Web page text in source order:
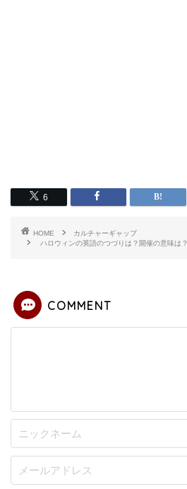
6
HOME
カルチャーギャップ
ハロウィンの英語のつづりは？開催の意味は？
COMMENT